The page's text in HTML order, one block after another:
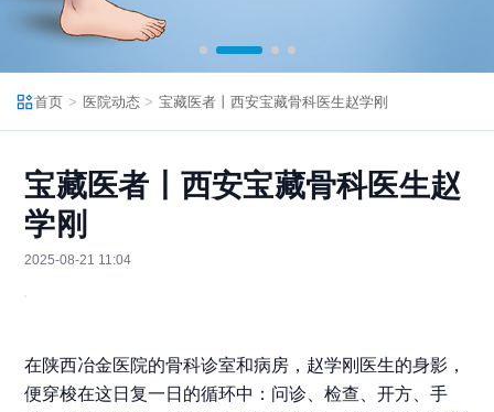
首页 医院动态 宝藏医者丨西安宝藏骨科医生赵学刚
宝藏医者丨西安宝藏骨科医生赵
学刚
2025-08-21 11:04
在陕西冶金医院的骨科诊室和病房， 赵学刚医生的身影，
便穿梭在这日复一日的循环中： 问诊、检查、开方、手